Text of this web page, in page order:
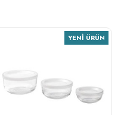
YENI ÜRÜN